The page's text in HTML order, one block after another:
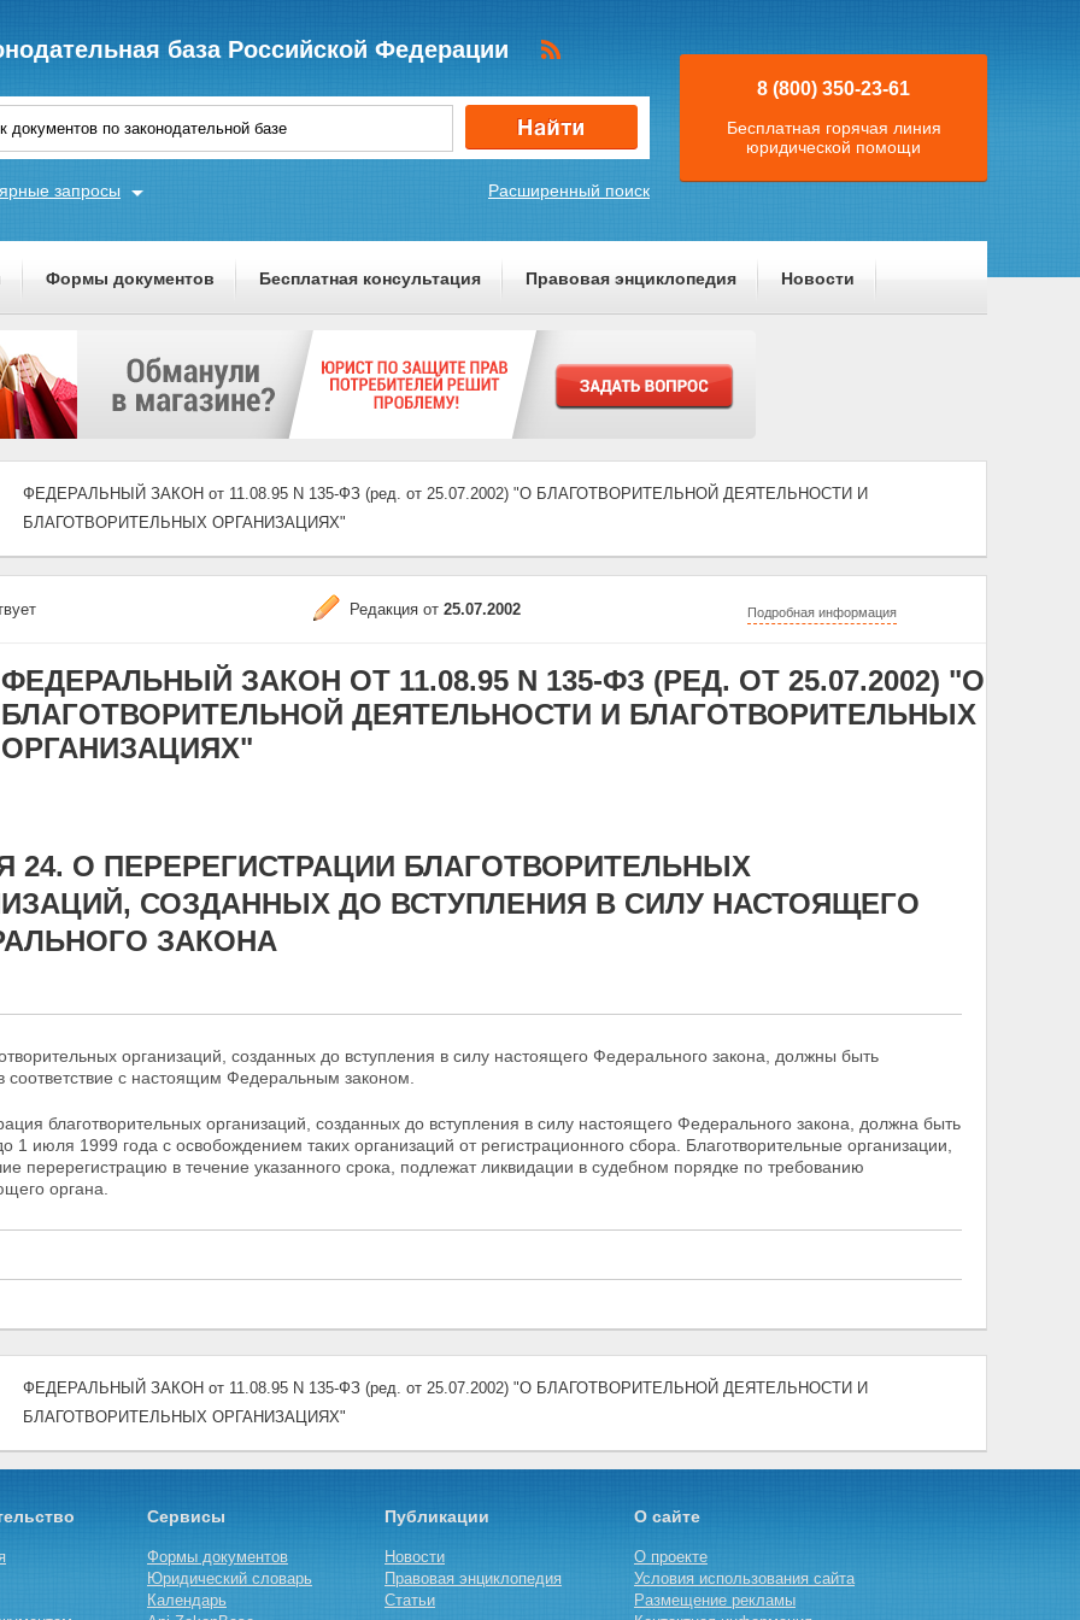
база Российской Федерации
Расширенный поиск
запросы
8 (800) 350-23-61
Бесплатная горячая линия
юридической помощи
Формы документов Бесплатная консультация Правовая энциклопедия Новости
ФЕДЕРАЛЬНЫЙ ЗАКОН от 11.08.95 N 135-ФЗ (ред. от 25.07.2002) "О БЛАГОТВОРИТЕЛЬНОЙ ДЕЯТЕЛЬНОСТИ И
БЛАГОТВОРИТЕЛЬНЫХ ОРГАНИЗАЦИЯХ"
Редакция от 25.07.2002 Подробная информация
ФЕДЕРАЛЬНЫЙ ЗАКОН ОТ 11.08.95 N 135-ФЗ (РЕД. ОТ 25.07.2002) "О
БЛАГОТВОРИТЕЛЬНОЙ ДЕЯТЕЛЬНОСТИ И БЛАГОТВОРИТЕЛЬНЫХ
ОРГАНИЗАЦИЯХ"
24. О ПЕРЕРЕГИСТРАЦИИ БЛАГОТВОРИТЕЛЬНЫХ
СОЗДАННЫХ ДО ВСТУПЛЕНИЯ В СИЛУ НАСТОЯЩЕГО
ЗАКОНА
организаций, созданных до вступления в силу настоящего Федерального закона, должны быть
соответствие с настоящим Федеральным законом.
благотворительных организаций, созданных до вступления в силу настоящего Федерального закона, должна быть
1 июля 1999 года с освобождением таких организаций от регистрационного сбора. Благотворительные организации,
перерегистрацию в течение указанного срока, подлежат ликвидации в судебном порядке по требованию
органа.
ФЕДЕРАЛЬНЫЙ ЗАКОН от 11.08.95 N 135-ФЗ (ред. от 25.07.2002) "О БЛАГОТВОРИТЕЛЬНОЙ ДЕЯТЕЛЬНОСТИ И
БЛАГОТВОРИТЕЛЬНЫХ ОРГАНИЗАЦИЯХ"
Сервисы
Формы документов
Юридический словарь
Календарь
Публикации
Новости
Правовая энциклопедия
Статьи
О сайте
О проекте
Условия использования сайта
Размещение рекламы